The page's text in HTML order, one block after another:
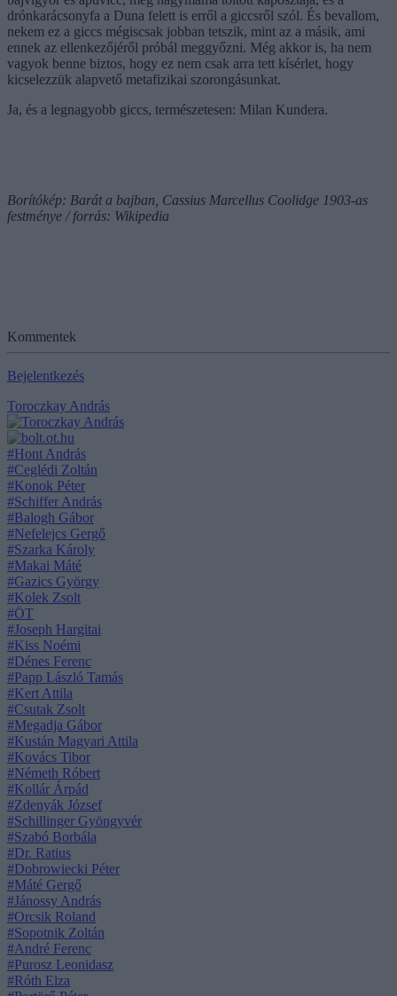
drónkarácsonyfa a Duna felett is erről a giccsről szól. És bevallom,
nekem ez a giccs mégiscsak jobban tetszik, mint az a másik, ami
ennek az ellenkezőjéről próbál meggyőzni. Még akkor is, ha nem
vagyok benne biztos, hogy ez nem csak arra tett kísérlet, hogy
kicselezzük alapvető metafizikai szorongásunkat.
Ja, és a legnagyobb giccs, természetesen: Milan Kundera.
Borítókép: Barát a bajban, Cassius Marcellus Coolidge 1903-as
festménye / forrás: Wikipedia
Kommentek
Bejelentkezés
Toroczkay András
#Hont András
#Ceglédi Zoltán
#Konok Péter
#Schiffer András
#Balogh Gábor
#Nefelejcs Gergő
#Szarka Károly
#Makai Máté
#Gazics György
#Kolek Zsolt
#ÖT
#Joseph Hargitai
#Kiss Noémi
#Dénes Ferenc
#Papp László Tamás
#Kert Attila
#Csutak Zsolt
#Megadja Gábor
#Kustán Magyari Attila
#Kovács Tibor
#Németh Róbert
#Kollár Árpád
#Zdenyák József
#Schillinger Gyöngyvér
#Szabó Borbála
#Dr. Ratius
#Dobrowiecki Péter
#Máté Gergő
#Jánossy András
#Orcsik Roland
#Sopotnik Zoltán
#André Ferenc
#Purosz Leonidasz
#Róth Elza